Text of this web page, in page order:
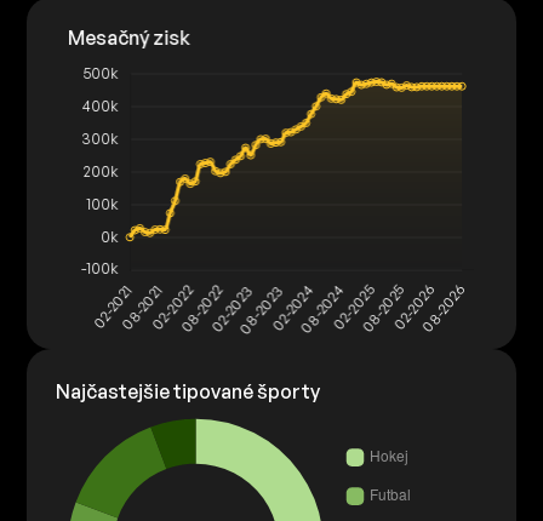
Najčastejšie tipované športy